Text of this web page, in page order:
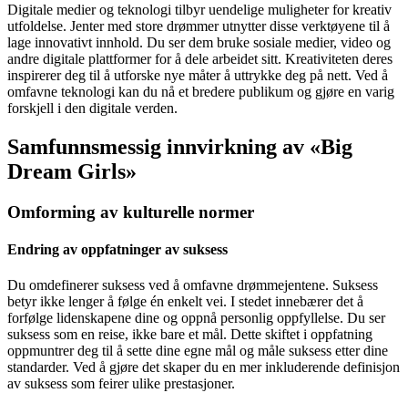
Digitale medier og teknologi tilbyr uendelige muligheter for kreativ
utfoldelse. Jenter med store drømmer utnytter disse verktøyene til å
lage innovativt innhold. Du ser dem bruke sosiale medier, video og
andre digitale plattformer for å dele arbeidet sitt. Kreativiteten deres
inspirerer deg til å utforske nye måter å uttrykke deg på nett. Ved å
omfavne teknologi kan du nå et bredere publikum og gjøre en varig
forskjell i den digitale verden.
Samfunnsmessig innvirkning av «Big
Dream Girls»
Omforming av kulturelle normer
Endring av oppfatninger av suksess
Du omdefinerer suksess ved å omfavne drømmejentene. Suksess
betyr ikke lenger å følge én enkelt vei. I stedet innebærer det å
forfølge lidenskapene dine og oppnå personlig oppfyllelse. Du ser
suksess som en reise, ikke bare et mål. Dette skiftet i oppfatning
oppmuntrer deg til å sette dine egne mål og måle suksess etter dine
standarder. Ved å gjøre det skaper du en mer inkluderende definisjon
av suksess som feirer ulike prestasjoner.